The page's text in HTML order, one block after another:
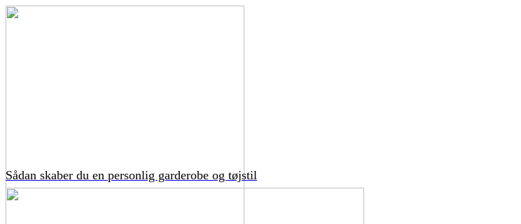
Sådan skaber du en personlig garderobe og tøjstil